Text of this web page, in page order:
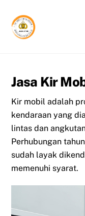
content
Jasa Kir
Kir mobil adalah
kendaraan yang
lintas dan
Perhubungan
sudah layak
memenuhi syarat.